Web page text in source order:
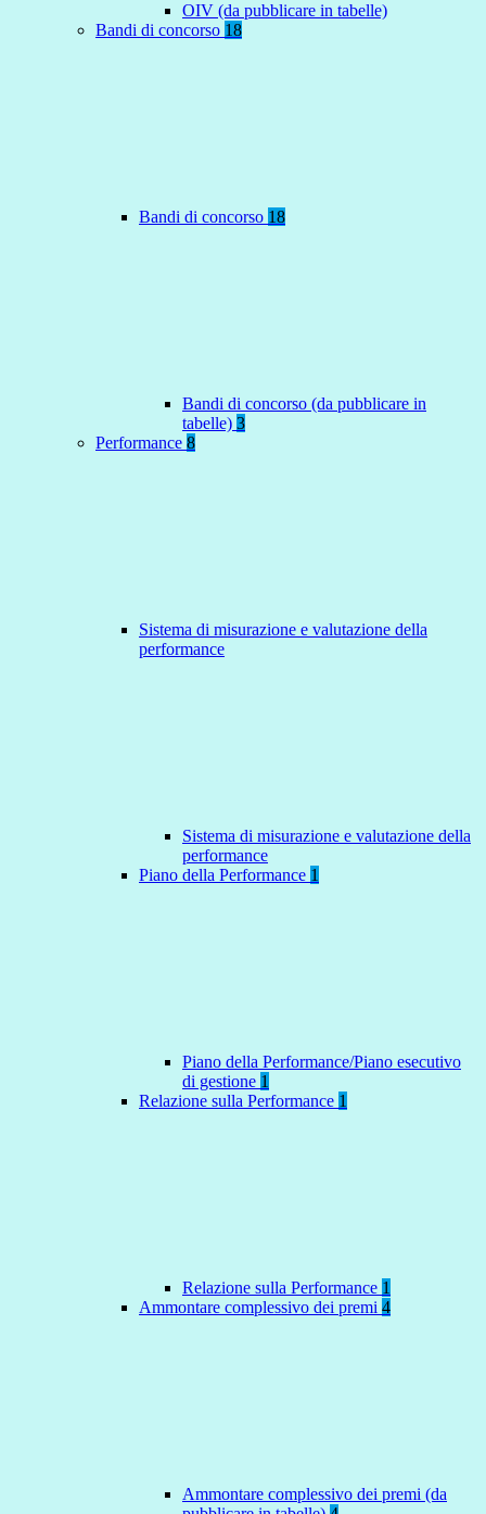
OIV (da pubblicare in tabelle)
Bandi di concorso 18
Bandi di concorso 18
Bandi di concorso (da pubblicare in
tabelle) 3
Performance 8
Sistema di misurazione e valutazione della
performance
Sistema di misurazione e valutazione della
performance
Piano della Performance 1
Piano della Performance/Piano esecutivo
di gestione 1
Relazione sulla Performance 1
Relazione sulla Performance 1
Ammontare complessivo dei premi 4
Ammontare complessivo dei premi (da